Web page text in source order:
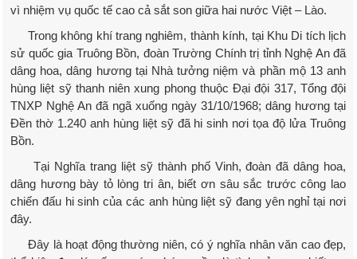
vì nhiệm vụ quốc tế cao cả sắt son giữa hai nước Việt – Lào.
Trong không khí trang nghiêm, thành kính, tại Khu Di tích lịch
sử quốc gia Truông Bồn, đoàn Trường Chính trị tỉnh Nghệ An đã
dâng hoa, dâng hương tại Nhà tưởng niệm và phần mộ 13 anh
hùng liệt sỹ thanh niên xung phong thuộc Đại đội 317, Tổng đội
TNXP Nghệ An đã ngã xuống ngày 31/10/1968; dâng hương tại
Đền thờ 1.240 anh hùng liệt sỹ đã hi sinh nơi tọa độ lửa Truông
Bồn.
Tại Nghĩa trang liệt sỹ thành phố Vinh, đoàn đã dâng hoa,
dâng hương bày tỏ lòng tri ân, biết ơn sâu sắc trước công lao
chiến đấu hi sinh của các anh hùng liệt sỹ đang yên nghỉ tại nơi
đây.
Đây là hoạt động thường niên, có ý nghĩa nhân văn cao đẹp,